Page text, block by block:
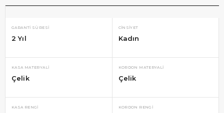
GARANTI SÜRESI
2 Yıl
CINSIYET
Kadın
KASA MATERYALI
Çelik
KORDON MATERYALI
Çelik
KASA RENGI KORDON RENGI